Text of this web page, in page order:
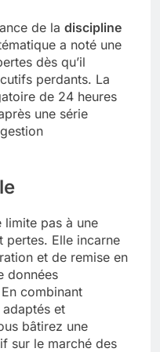
de la discipline
a noté une
dès qu’il
perdants. La
de 24 heures
une série
pas à une
pertes. Elle incarne
et de remise en
données
combinant
et
bâtirez une
sur le marché des